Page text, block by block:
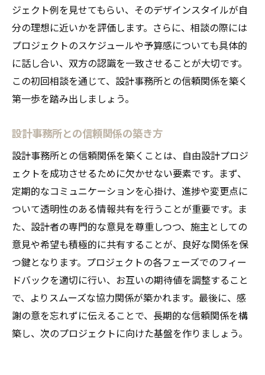
ジェクト例を見せてもらい、そのデザインスタイルが自
分の理想に近いかを評価します。さらに、相談の際には
プロジェクトのスケジュールや予算感についても具体的
に話し合い、双方の認識を一致させることが大切です。
この初回相談を通じて、設計事務所との信頼関係を築く
第一歩を踏み出しましょう。
設計事務所との信頼関係の築き方
設計事務所との信頼関係を築くことは、自由設計プロジ
ェクトを成功させるために欠かせない要素です。まず、
定期的なコミュニケーションを心掛け、進捗や変更点に
ついて透明性のある情報共有を行うことが重要です。ま
た、設計者の専門的な意見を尊重しつつ、施主としての
意見や希望も積極的に共有することが、良好な関係を保
つ鍵となります。プロジェクトの各フェーズでのフィー
ドバックを適切に行い、お互いの期待値を調整すること
で、よりスムーズな協力関係が築かれます。最後に、感
謝の意を忘れずに伝えることで、長期的な信頼関係を構
築し、次のプロジェクトに向けた基盤を作りましょう。